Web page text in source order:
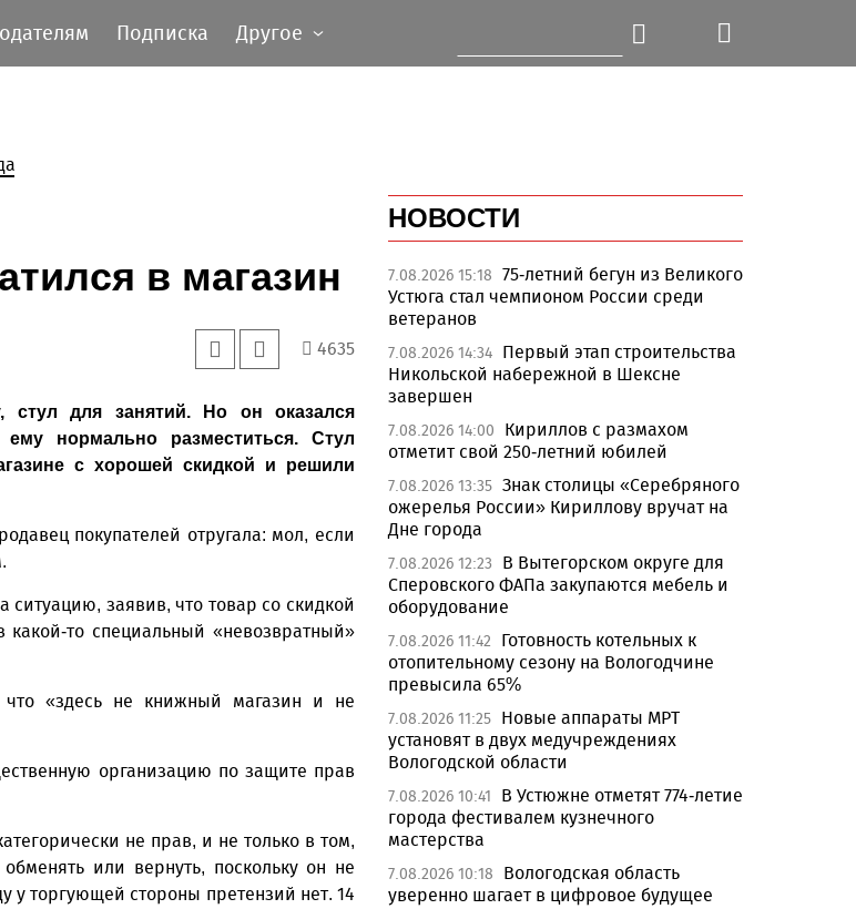
Подписка Другое
в магазин
4635
стул для занятий. Но он оказался
нормально разместиться. Стул
с хорошей скидкой и решили
покупателей отругала: мол, если
заявив, что товар со скидкой
то специальный «невозвратный»
«здесь не книжный магазин и не
организацию по защите прав
не прав, и не только в том,
или вернуть, поскольку он не
у торгующей стороны претензий нет. 14
НОВОСТИ
7.08.2026 15:18 75-летний бегун из Великого
Устюга стал чемпионом России среди
ветеранов
7.08.2026 14:34 Первый этап строительства
Никольской набережной в Шексне
завершен
7.08.2026 14:00
Кириллов с размахом
отметит свой 250-летний юбилей
7.08.2026 13:35 Знак столицы «Серебряного
ожерелья России» Кириллову вручат на
Дне города
7.08.2026 12:23
В Вытегорском округе для
Сперовского ФАПа закупаются мебель и
оборудование
7.08.2026 11:42
Готовность котельных к
отопительному сезону на Вологодчине
превысила 65%
7.08.2026 11:25 Новые аппараты МРТ
установят в двух медучреждениях
Вологодской области
7.08.2026 10:41
В Устюжне отметят 774-летие
города фестивалем кузнечного
мастерства
7.08.2026 10:18
Вологодская область
уверенно шагает в цифровое будущее